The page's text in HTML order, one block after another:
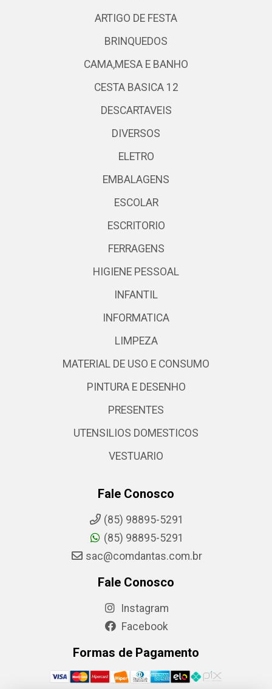
ARTIGO DE FESTA
BRINQUEDOS
CAMA,MESA E BANHO
CESTA BASICA 12
DESCARTAVEIS
DIVERSOS
ELETRO
EMBALAGENS
ESCOLAR
ESCRITORIO
FERRAGENS
HIGIENE PESSOAL
INFANTIL
INFORMATICA
LIMPEZA
MATERIAL DE USO E CONSUMO
PINTURA E DESENHO
PRESENTES
UTENSILIOS DOMESTICOS
VESTUARIO
Fale Conosco
(85) 98895-5291
(85) 98895-5291
sac@comdantas.com.br
Fale Conosco
Instagram
Facebook
Formas de Pagamento